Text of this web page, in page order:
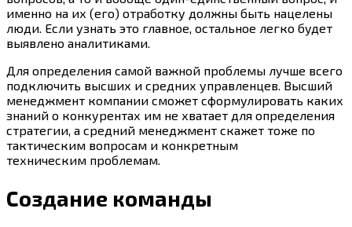
именно на их (его) отработку должны быть нацелены
люди. Если узнать это главное, остальное легко будет
выявлено аналитиками.
Для определения самой важной проблемы лучше всего
подключить высших и средних управленцев. Высший
менеджмент компании сможет сформулировать каких
знаний о конкурентах им не хватает для определения
стратегии, а средний менеджмент скажет тоже по
тактическим вопросам и конкретным
техническим проблемам.
Создание команды